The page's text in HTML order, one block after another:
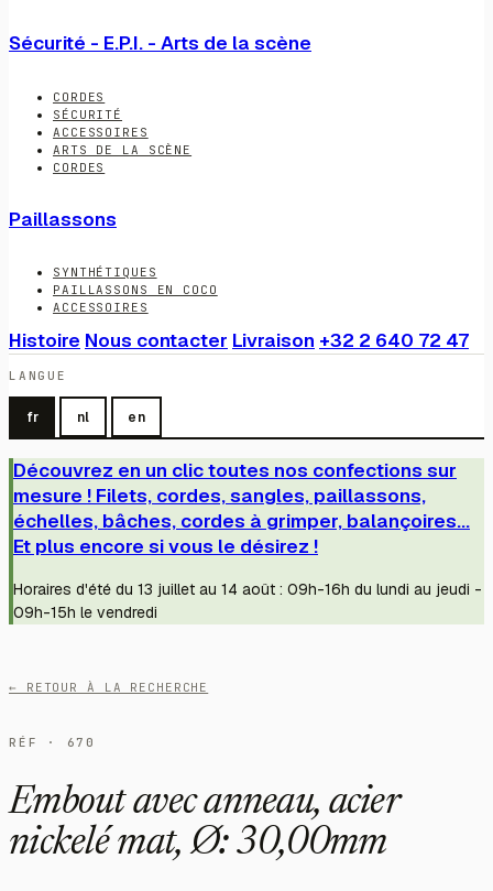
Sécurité - E.P.I. - Arts de la scène
CORDES
SÉCURITÉ
ACCESSOIRES
ARTS DE LA SCÈNE
CORDES
Paillassons
SYNTHÉTIQUES
PAILLASSONS EN COCO
ACCESSOIRES
Histoire Nous contacter Livraison +32 2 640 72 47
LANGUE
fr nl en
Découvrez en un clic toutes nos confections sur
mesure ! Filets, cordes, sangles, paillassons,
échelles, bâches, cordes à grimper, balançoires...
Et plus encore si vous le désirez !
Horaires d'été du 13 juillet au 14 août : 09h-16h du lundi au jeudi -
09h-15h le vendredi
← RETOUR À LA RECHERCHE
RÉF · 670
Embout avec anneau, acier
nickelé mat, Ø: 30,00mm